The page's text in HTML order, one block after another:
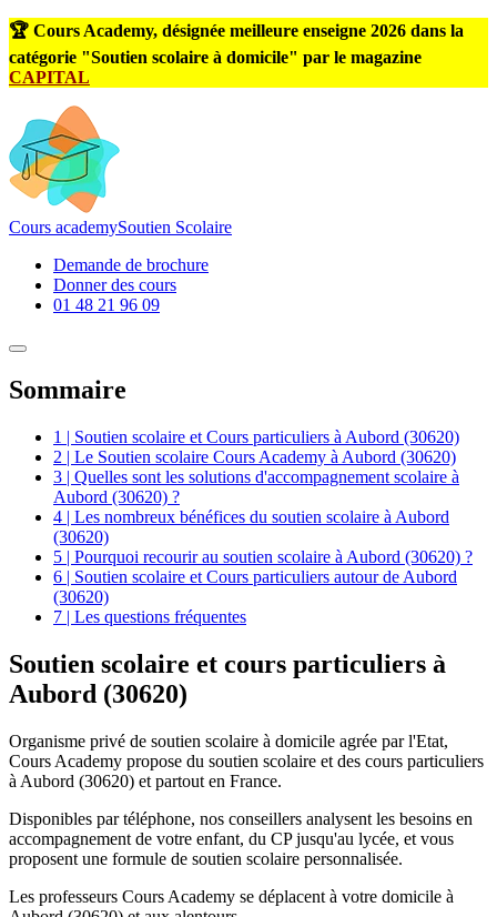
🏆 Cours Academy, désignée meilleure enseigne 2026 dans la
catégorie "Soutien scolaire à domicile" par le magazine
CAPITAL
Cours academySoutien Scolaire
Demande de brochure
Donner des cours
01 48 21 96 09
Sommaire
1 | Soutien scolaire et Cours particuliers à Aubord (30620)
2 | Le Soutien scolaire Cours Academy à Aubord (30620)
3 | Quelles sont les solutions d'accompagnement scolaire à
Aubord (30620) ?
4 | Les nombreux bénéfices du soutien scolaire à Aubord
(30620)
5 | Pourquoi recourir au soutien scolaire à Aubord (30620) ?
6 | Soutien scolaire et Cours particuliers autour de Aubord
(30620)
7 | Les questions fréquentes
Soutien scolaire et cours particuliers à
Aubord (30620)
Organisme privé de soutien scolaire à domicile agrée par l'Etat,
Cours Academy propose du soutien scolaire et des cours particuliers
à Aubord (30620) et partout en France.
Disponibles par téléphone, nos conseillers analysent les besoins en
accompagnement de votre enfant, du CP jusqu'au lycée, et vous
proposent une formule de soutien scolaire personnalisée.
Les professeurs Cours Academy se déplacent à votre domicile à